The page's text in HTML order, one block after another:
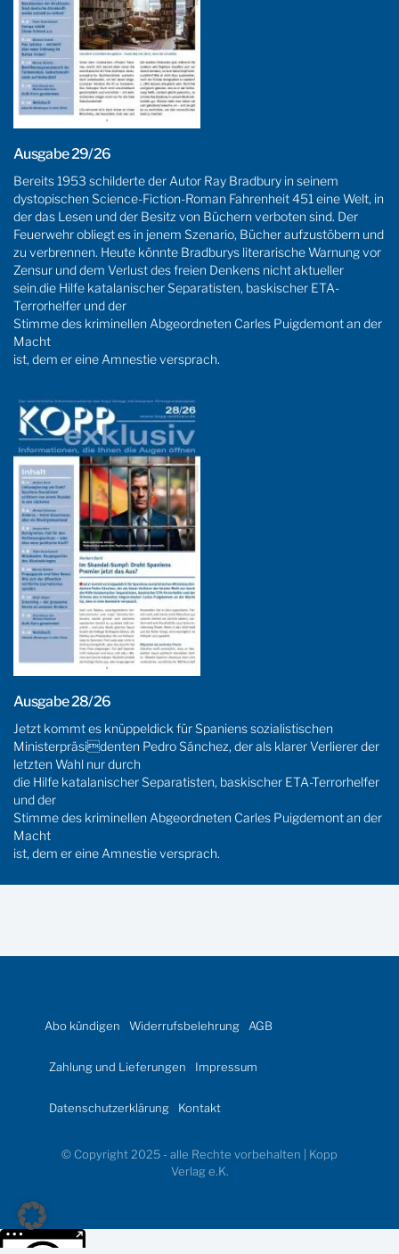
Ausgabe 29/26
Bereits 1953 schilderte der Autor Ray Bradbury in seinem
dystopischen Science-Fiction-Roman Fahrenheit 451 eine Welt, in
der das Lesen und der Besitz von Büchern verboten sind. Der
Feuerwehr obliegt es in jenem Szenario, Bücher aufzustöbern und
zu verbrennen. Heute könnte Bradburys literarische Warnung vor
Zensur und dem Verlust des freien Denkens nicht aktueller
sein.die Hilfe katalanischer Separatisten, baskischer ETA-
Terrorhelfer und der
Stimme des kriminellen Abgeordneten Carles Puigdemont an der
Macht
ist, dem er eine Amnestie versprach.
Ausgabe 28/26
Jetzt kommt es knüppeldick für Spaniens sozialistischen
Ministerpräsidenten Pedro Sánchez, der als klarer Verlierer der
letzten Wahl nur durch
die Hilfe katalanischer Separatisten, baskischer ETA-Terrorhelfer
und der
Stimme des kriminellen Abgeordneten Carles Puigdemont an der
Macht
ist, dem er eine Amnestie versprach.
Abo kündigen Widerrufsbelehrung AGB
Zahlung und Lieferungen Impressum
Datenschutzerklärung Kontakt
© Copyright 2025 - alle Rechte vorbehalten | Kopp
Verlag e.K.
Weitere Informationen über den gesperrten Inhalt.